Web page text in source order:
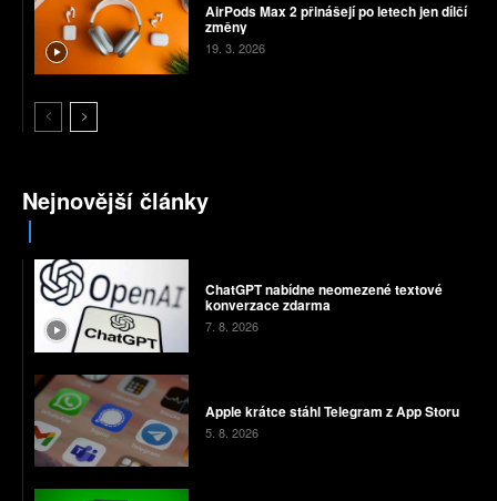
AirPods Max 2 přinášejí po letech jen dílčí
změny
19. 3. 2026
Nejnovější články
ChatGPT nabídne neomezené textové
konverzace zdarma
7. 8. 2026
Apple krátce stáhl Telegram z App Storu
5. 8. 2026